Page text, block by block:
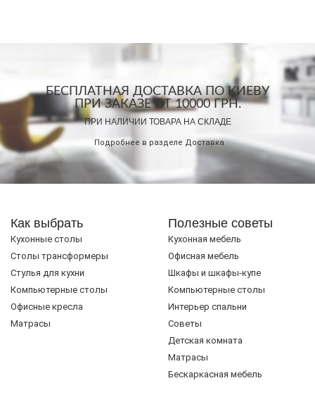
БЕСПЛАТНАЯ ДОСТАВКА ПО КИЕВУ
ПРИ ЗАКАЗЕ ОТ 10000 ГРН.
ПРИ НАЛИЧИИ ТОВАРА НА СКЛАДЕ
Подробнее в разделе Доставка
Как выбрать
Кухонные столы
Cтолы трансформеры
Стулья для кухни
Компьютерные столы
Офисные кресла
Матрасы
Полезные советы
Кухонная мебель
Офисная мебель
Шкафы и шкафы-купе
Компьютерные столы
Интерьер спальни
Советы
Детская комната
Матрасы
Бескаркасная мебель